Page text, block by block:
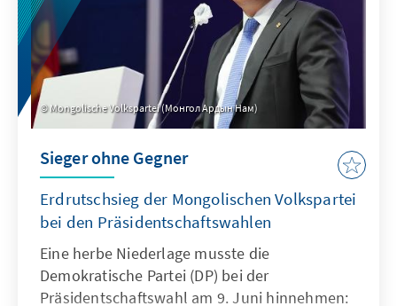
Mongolische Volkspartei (Монгол Ардын Нам)
Sieger ohne Gegner
Erdrutschsieg der Mongolischen Volkspartei
bei den Präsidentschaftswahlen
Eine herbe Niederlage musste die
Demokratische Partei (DP) bei der
Präsidentschaftswahl am 9. Juni hinnehmen: